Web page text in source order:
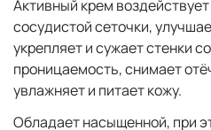
Активный крем
сосудистой сеточки,
укрепляет и сужает стенки
проницаемость, снимает
увлажняет и питает кожу.
Обладает насыщенной, при